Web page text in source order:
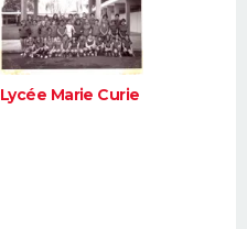
Lycée Marie Curie